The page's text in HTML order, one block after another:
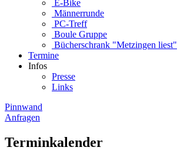
E-Bike
Männerrunde
PC-Treff
Boule Gruppe
Bücherschrank "Metzingen liest"
Termine
Infos
Presse
Links
Pinnwand
Anfragen
Terminkalender